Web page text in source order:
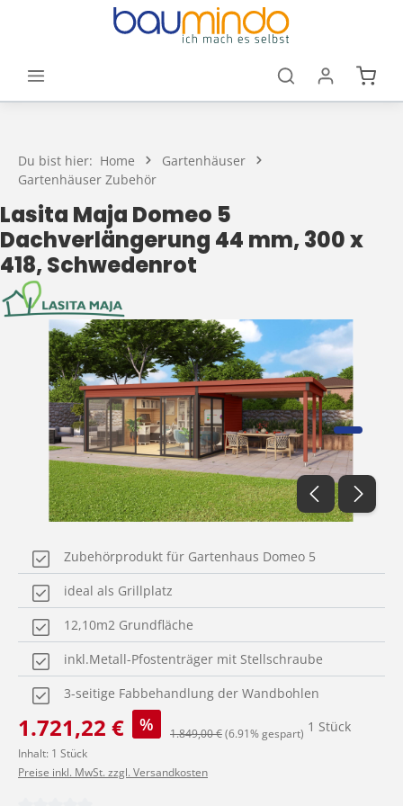
Zum Hauptinhalt springen
Du bist hier: Home
Gartenhäuser
Gartenhäuser Zubehör
Lasita Maja Domeo 5
Dachverlängerung 44 mm, 300 x
418, Schwedenrot
Bildergalerie überspringen
Zubehörprodukt für Gartenhaus Domeo 5
ideal als Grillplatz
12,10m2 Grundfläche
inkl.Metall-Pfostenträger mit Stellschraube
3-seitige Fabbehandlung der Wandbohlen
Verkaufspreis:
1.721,22 € % Regulärer Preis:
1.849,00 €(6.91% gespart) 1 Stück
Inhalt: 1 Stück
Preise inkl. MwSt. zzgl. Versandkosten